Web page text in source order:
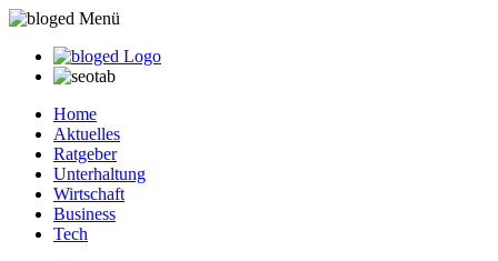
Home
Aktuelles
Ratgeber
Unterhaltung
Wirtschaft
Business
Tech